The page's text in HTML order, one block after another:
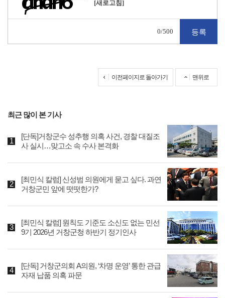
[새로고침]
0/500
이전페이지로 돌아가기 맨위로
최근 많이 본 기사
[단독]거창군수 성추행 의혹 사건, 경찰 대질조
사 실시…맞고소 속 수사 본격화
[최민식 칼럼] 신성범 의원에게 묻고 싶다. 과연
거창군민 앞에 떳떳한가?
[최민식 칼럼] 원칙도 기준도 소신도 없는 민선
9기 2026년 거창군청 하반기 정기인사
[단독] 거창군의회 A의원, ‘차명 운영’ 통한 관급
자재 납품 의혹 파문